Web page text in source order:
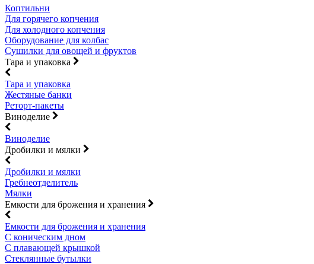
Коптильни
Для горячего копчения
Для холодного копчения
Оборудование для колбас
Сушилки для овощей и фруктов
Тара и упаковка
Тара и упаковка
Жестяные банки
Реторт-пакеты
Виноделие
Виноделие
Дробилки и мялки
Дробилки и мялки
Гребнеотделитель
Мялки
Емкости для брожения и хранения
Емкости для брожения и хранения
С коническим дном
С плавающей крышкой
Стеклянные бутылки